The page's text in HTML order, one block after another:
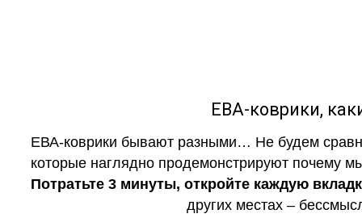
ЕВА-коврики,
ЕВА-коврики бывают разными… Не будем
которые наглядно продемонстрируют почему
Потратьте 3 минуты, откройте каждую
других местах –